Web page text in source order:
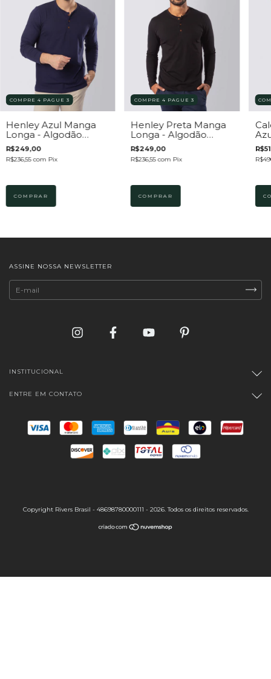
COMPRE 4 PAGUE 3
Henley Azul Manga
Longa - Algodão
Egípcio
R$249,00
R$236,55com Pix
COMPRAR
COMPRE 4 PAGUE 3
Henley Preta Manga
Longa - Algodão
Egípcio
R$249,00
R$236,55com Pix
COMPRAR
ASSINE NOSSA NEWSLETTER
INSTITUCIONAL
ENTRE EM CONTATO
Copyright Rivers Brasil - 48698780000111 - 2026. Todos os direitos reservados.